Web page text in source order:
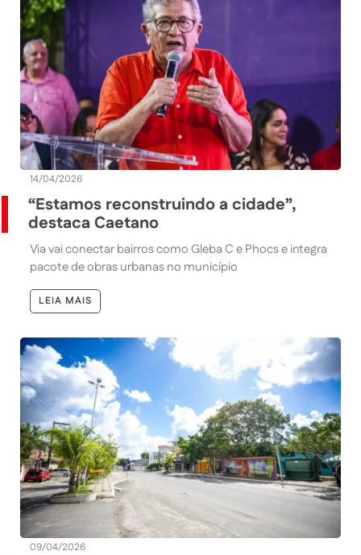
14/04/2026
“Estamos reconstruindo a cidade”,
destaca Caetano
Via vai conectar bairros como Gleba C e Phocs e integra
pacote de obras urbanas no município
LEIA MAIS
09/04/2026